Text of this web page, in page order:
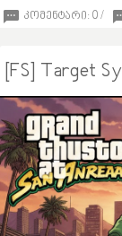
კომენტარი: 0 /
[FS] Target